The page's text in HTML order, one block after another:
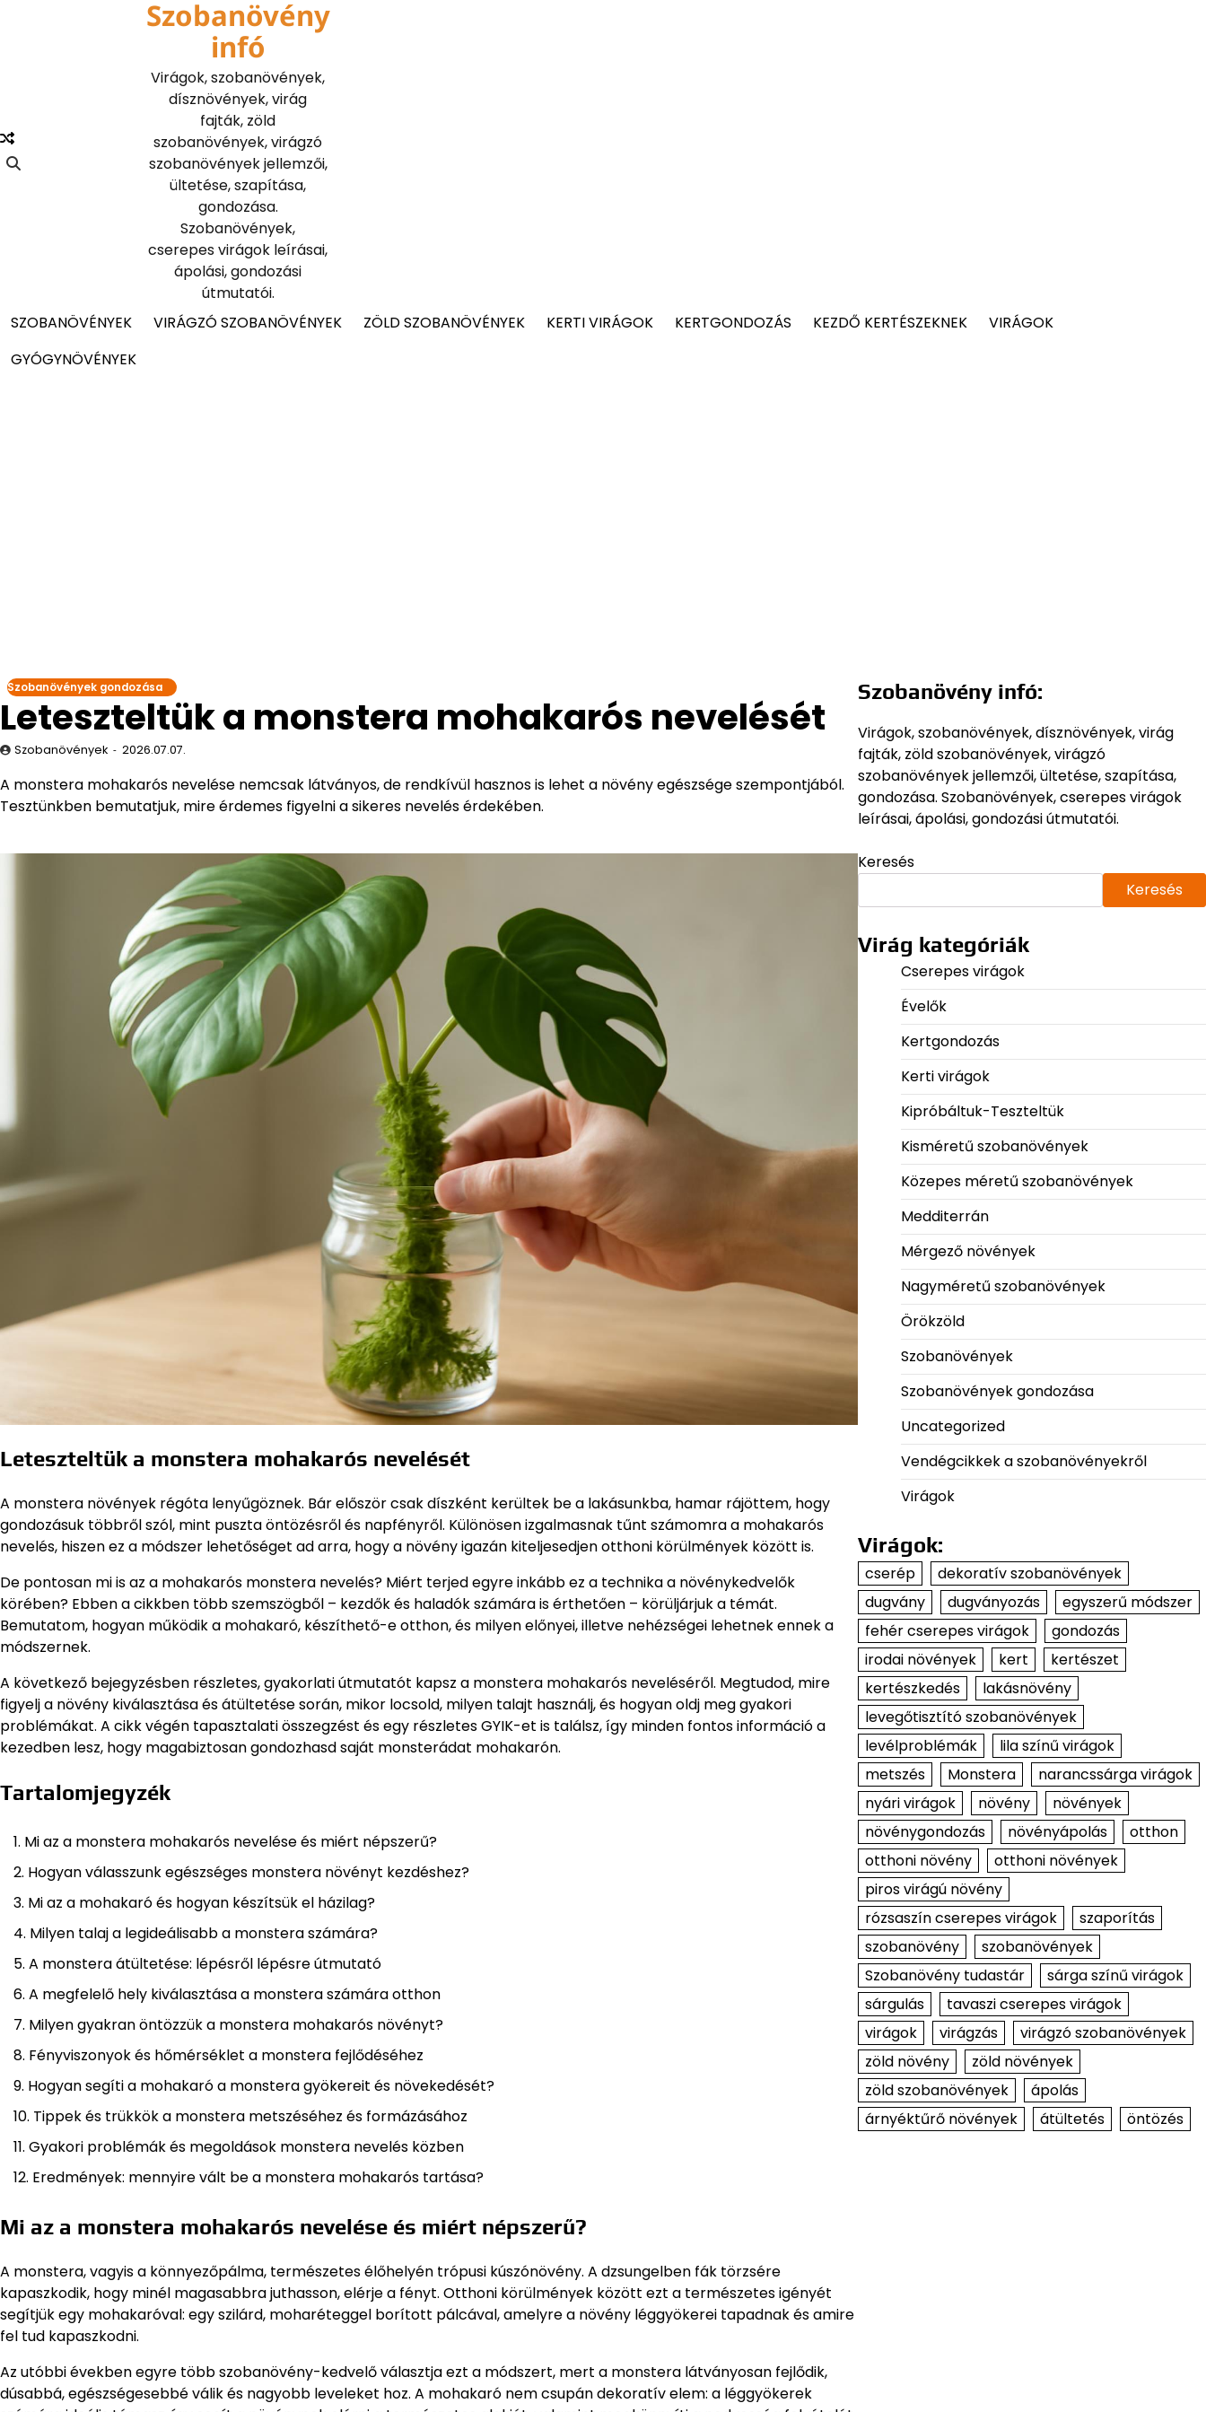
Szobanövény
infó
Virágok, szobanövények,
dísznövények, virág
fajták, zöld
szobanövények, virágzó
szobanövények jellemzői,
ültetése, szapítása,
gondozása.
Szobanövények,
cserepes virágok leírásai,
ápolási, gondozási
útmutatói.
SZOBANÖVÉNYEK
VIRÁGZÓ SZOBANÖVÉNYEK ZÖLD SZOBANÖVÉNYEK KERTI VIRÁGOK KERTGONDOZÁS KEZDŐ KERTÉSZEKNEK
VIRÁGOK
GYÓGYNÖVÉNYEK
Szobanövények gondozása
Leteszteltük a monstera mohakarós nevelését
Szobanövények 2026.07.07.
A monstera mohakarós nevelése nemcsak látványos, de rendkívül hasznos is lehet a növény egészsége szempontjából.
Tesztünkben bemutatjuk, mire érdemes figyelni a sikeres nevelés érdekében.
Leteszteltük a monstera mohakarós nevelését
A monstera növények régóta lenyűgöznek. Bár először csak díszként kerültek be a lakásunkba, hamar rájöttem, hogy
gondozásuk többről szól, mint puszta öntözésről és napfényről. Különösen izgalmasnak tűnt számomra a mohakarós
nevelés, hiszen ez a módszer lehetőséget ad arra, hogy a növény igazán kiteljesedjen otthoni körülmények között is.
De pontosan mi is az a mohakarós monstera nevelés? Miért terjed egyre inkább ez a technika a növénykedvelők
körében? Ebben a cikkben több szemszögből – kezdők és haladók számára is érthetően – körüljárjuk a témát.
Bemutatom, hogyan működik a mohakaró, készíthető-e otthon, és milyen előnyei, illetve nehézségei lehetnek ennek a
módszernek.
A következő bejegyzésben részletes, gyakorlati útmutatót kapsz a monstera mohakarós neveléséről. Megtudod, mire
figyelj a növény kiválasztása és átültetése során, mikor locsold, milyen talajt használj, és hogyan oldj meg gyakori
problémákat. A cikk végén tapasztalati összegzést és egy részletes GYIK-et is találsz, így minden fontos információ a
kezedben lesz, hogy magabiztosan gondozhasd saját monsterádat mohakarón.
Tartalomjegyzék
Mi az a monstera mohakarós nevelése és miért népszerű?
Hogyan válasszunk egészséges monstera növényt kezdéshez?
Mi az a mohakaró és hogyan készítsük el házilag?
Milyen talaj a legideálisabb a monstera számára?
A monstera átültetése: lépésről lépésre útmutató
A megfelelő hely kiválasztása a monstera számára otthon
Milyen gyakran öntözzük a monstera mohakarós növényt?
Fényviszonyok és hőmérséklet a monstera fejlődéséhez
Hogyan segíti a mohakaró a monstera gyökereit és növekedését?
Tippek és trükkök a monstera metszéséhez és formázásához
Gyakori problémák és megoldások monstera nevelés közben
Eredmények: mennyire vált be a monstera mohakarós tartása?
Mi az a monstera mohakarós nevelése és miért népszerű?
A monstera, vagyis a könnyezőpálma, természetes élőhelyén trópusi kúszónövény. A dzsungelben fák törzsére
kapaszkodik, hogy minél magasabbra juthasson, elérje a fényt. Otthoni körülmények között ezt a természetes igényét
segítjük egy mohakaróval: egy szilárd, moharéteggel borított pálcával, amelyre a növény léggyökerei tapadnak és amire
fel tud kapaszkodni.
Az utóbbi években egyre több szobanövény-kedvelő választja ezt a módszert, mert a monstera látványosan fejlődik,
dúsabbá, egészségesebbé válik és nagyobb leveleket hoz. A mohakaró nem csupán dekoratív elem: a léggyökerek
Szobanövény infó:
Virágok, szobanövények, dísznövények, virág
fajták, zöld szobanövények, virágzó
szobanövények jellemzői, ültetése, szapítása,
gondozása. Szobanövények, cserepes virágok
leírásai, ápolási, gondozási útmutatói.
Keresés
Keresés
Virág kategóriák
Cserepes virágok
Évelők
Kertgondozás
Kerti virágok
Kipróbáltuk-Teszteltük
Kisméretű szobanövények
Közepes méretű szobanövények
Medditerrán
Mérgező növények
Nagyméretű szobanövények
Örökzöld
Szobanövények
Szobanövények gondozása
Uncategorized
Vendégcikkek a szobanövényekről
Virágok
Virágok:
cserép
dekoratív szobanövények
dugvány
dugványozás
egyszerű módszer
fehér cserepes virágok
gondozás
irodai növények
kert
kertészet
kertészkedés
lakásnövény
levegőtisztító szobanövények
levélproblémák
lila színű virágok
metszés
Monstera
narancssárga virágok
nyári virágok
növény
növények
növénygondozás
növényápolás
otthon
otthoni növény
otthoni növények
piros virágú növény
rózsaszín cserepes virágok
szaporítás
szobanövény
szobanövények
Szobanövény tudastár
sárga színű virágok
sárgulás
tavaszi cserepes virágok
virágok
virágzás
virágzó szobanövények
zöld növény
zöld növények
zöld szobanövények
ápolás
árnyéktűrő növények
átültetés öntözés